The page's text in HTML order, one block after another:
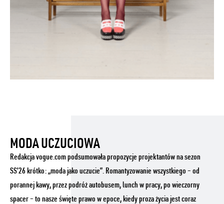
MODA UCZUCIOWA
Redakcja vogue.com podsumowała propozycje projektantów na sezon
SS’26 krótko: „moda jako uczucie”. Romantyzowanie wszystkiego – od
porannej kawy, przez podróż autobusem, lunch w pracy, po wieczorny
spacer – to nasze święte prawo w epoce, kiedy proza życia jest coraz